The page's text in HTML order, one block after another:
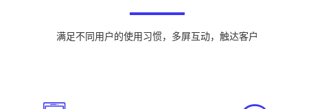
满足不同用户的使用习惯，多屏互动，触达客户